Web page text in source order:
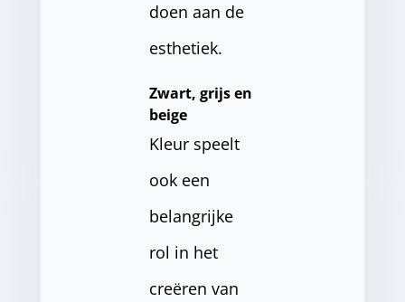
doen aan de
esthetiek.
Zwart, grijs en
beige
Kleur speelt
ook een
belangrijke
rol in het
creëren van